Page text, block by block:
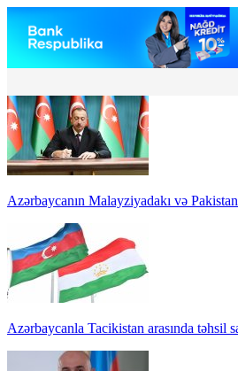
Azərbaycanın Malayziyadakı və
Azərbaycanla Tacikistan arasında təhsil